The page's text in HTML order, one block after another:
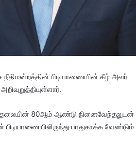
நீதிமன்றத்தின் பிடியாணையின் கீழ் அவர்
80ஆம் ஆண்டு நினைவேந்தலுடன்
பாதுகாக்க வேண்டும்